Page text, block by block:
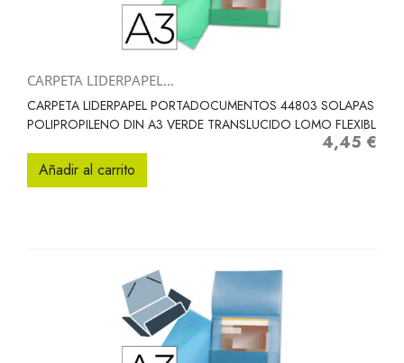
CARPETA LIDERPAPEL...
CARPETA LIDERPAPEL PORTADOCUMENTOS 44803 SOLAPAS
POLIPROPILENO DIN A3 VERDE TRANSLUCIDO LOMO FLEXIBL
Precio
4,45 €
Añadir al carrito